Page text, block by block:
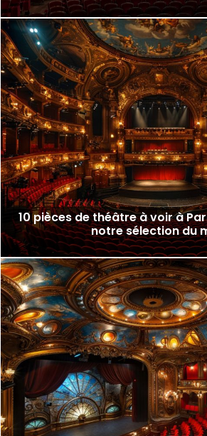
10 pièces de théâtre à voir à
notre sélection du